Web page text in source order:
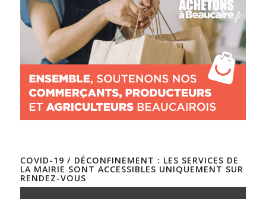
COVID-19 / DÉCONFINEMENT : LES SERVICES DE
LA MAIRIE SONT ACCESSIBLES UNIQUEMENT SUR
RENDEZ-VOUS